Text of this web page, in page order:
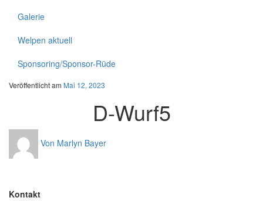
Galerie
Welpen aktuell
Sponsoring/Sponsor-Rüde
Veröffentlicht am Mai 12, 2023
D-Wurf5
Von Marlyn Bayer
Kontakt